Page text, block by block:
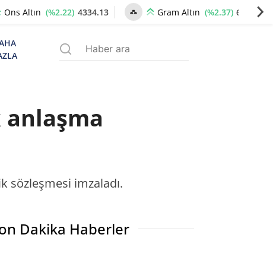
Ons Altın (%2.22) 4334.13 Gram Altın (%2.37) 6646.76
anlaşma
sözleşmesi imzaladı.
Dakika Haberler